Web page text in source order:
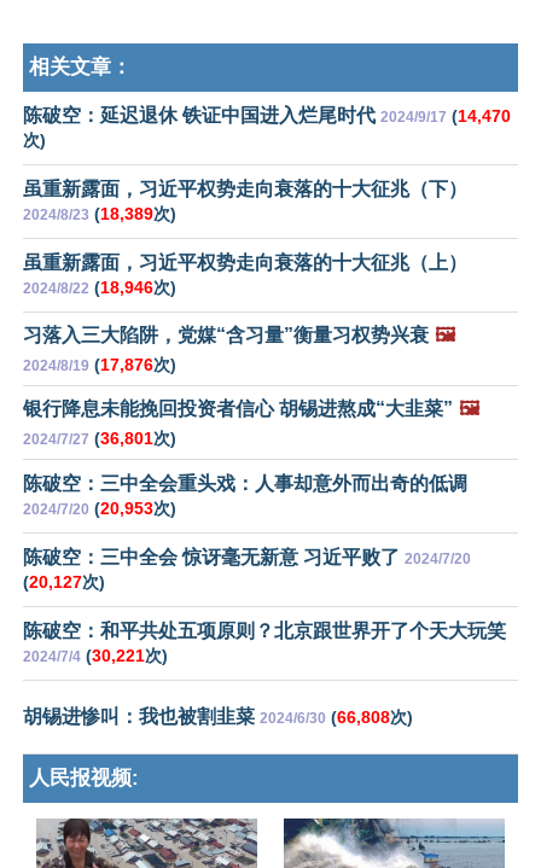
相关文章：
陈破空：延迟退休 铁证中国进入烂尾时代 2024/9/17 (14,470
次)
虽重新露面，习近平权势走向衰落的十大征兆（下）
2024/8/23 (18,389次)
虽重新露面，习近平权势走向衰落的十大征兆（上）
2024/8/22 (18,946次)
习落入三大陷阱，党媒“含习量”衡量习权势兴衰 🖼️
2024/8/19 (17,876次)
银行降息未能挽回投资者信心 胡锡进熬成“大韭菜” 🖼️
2024/7/27 (36,801次)
陈破空：三中全会重头戏：人事却意外而出奇的低调
2024/7/20 (20,953次)
陈破空：三中全会 惊讶毫无新意 习近平败了 2024/7/20
(20,127次)
陈破空：和平共处五项原则？北京跟世界开了个天大玩笑
2024/7/4 (30,221次)
胡锡进惨叫：我也被割韭菜 2024/6/30 (66,808次)
人民报视频: